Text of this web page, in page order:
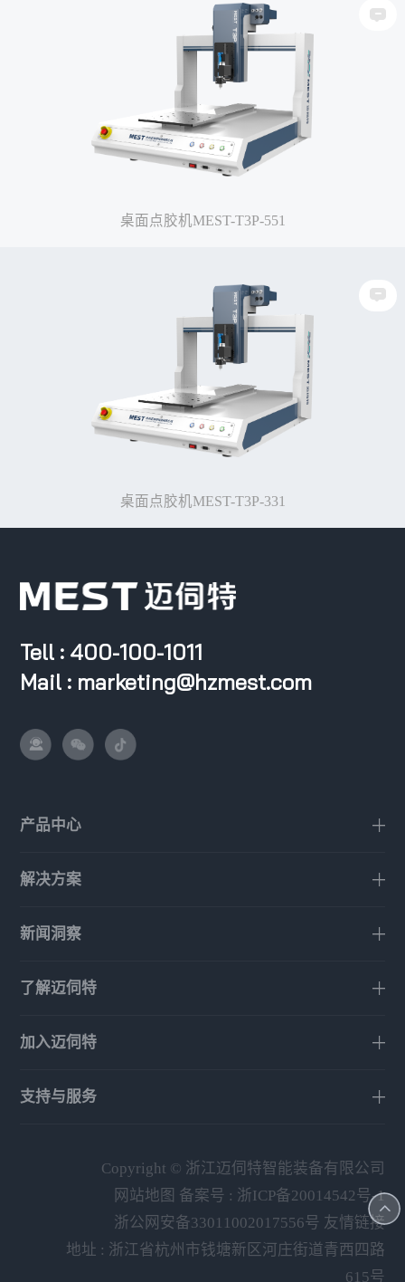
桌面点胶机MEST-T3P-551
桌面点胶机MEST-T3P-331
Tell : 400-100-1011
Mail : marketing@hzmest.com
产品中心
解决方案
新闻洞察
了解迈伺特
加入迈伺特
支持与服务
Copyright © 浙江迈伺特智能装备有限公司
网站地图 备案号 : 浙ICP备20014542号-1
浙公网安备33011002017556号 友情链接
地址 : 浙江省杭州市钱塘新区河庄街道青西四路
615号